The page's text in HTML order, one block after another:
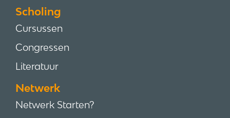
Scholing
Cursussen
Congressen
Literatuur
Netwerk
Netwerk Starten?